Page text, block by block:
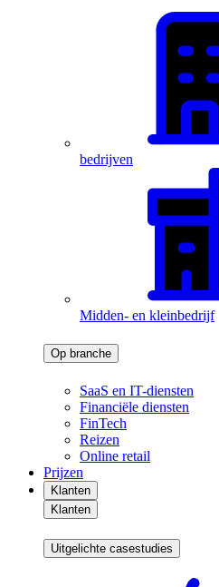
bedrijven
Midden- en kleinbedrijf
Op branche
SaaS en IT-diensten
Financiële diensten
FinTech
Reizen
Online retail
Prijzen
Klanten
Klanten
Uitgelichte casestudies